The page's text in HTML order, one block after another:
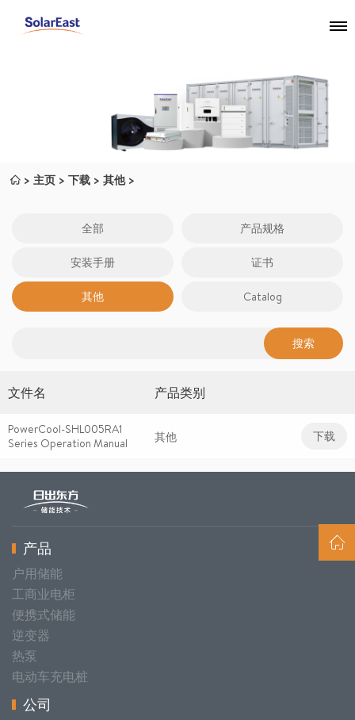
主页 下载 其他
全部 产品规格
安装手册 证书
其他 Catalog
搜索
文件名 产品类别
PowerCool-SHL005RA1
Series Operation Manual
其他 下载
产品
户用储能
工商业电柜
便携式储能
逆变器
热泵
电动车充电桩
公司